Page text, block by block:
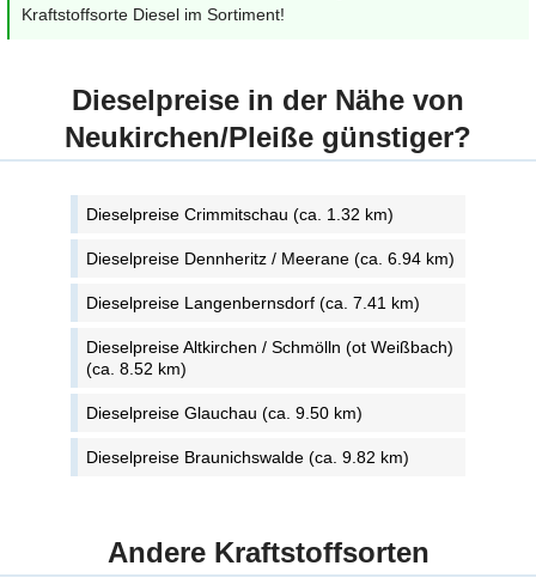
Kraftstoffsorte Diesel im Sortiment!
Dieselpreise in der Nähe von
Neukirchen/Pleiße günstiger?
Dieselpreise Crimmitschau (ca. 1.32 km)
Dieselpreise Dennheritz / Meerane (ca. 6.94 km)
Dieselpreise Langenbernsdorf (ca. 7.41 km)
Dieselpreise Altkirchen / Schmölln (ot Weißbach)
(ca. 8.52 km)
Dieselpreise Glauchau (ca. 9.50 km)
Dieselpreise Braunichswalde (ca. 9.82 km)
Andere Kraftstoffsorten